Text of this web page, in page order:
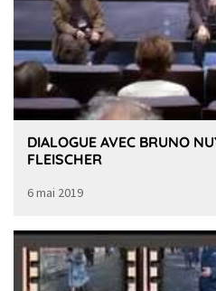
DIALOGUE AVEC BRUNO
FLEISCHER
6 mai 2019